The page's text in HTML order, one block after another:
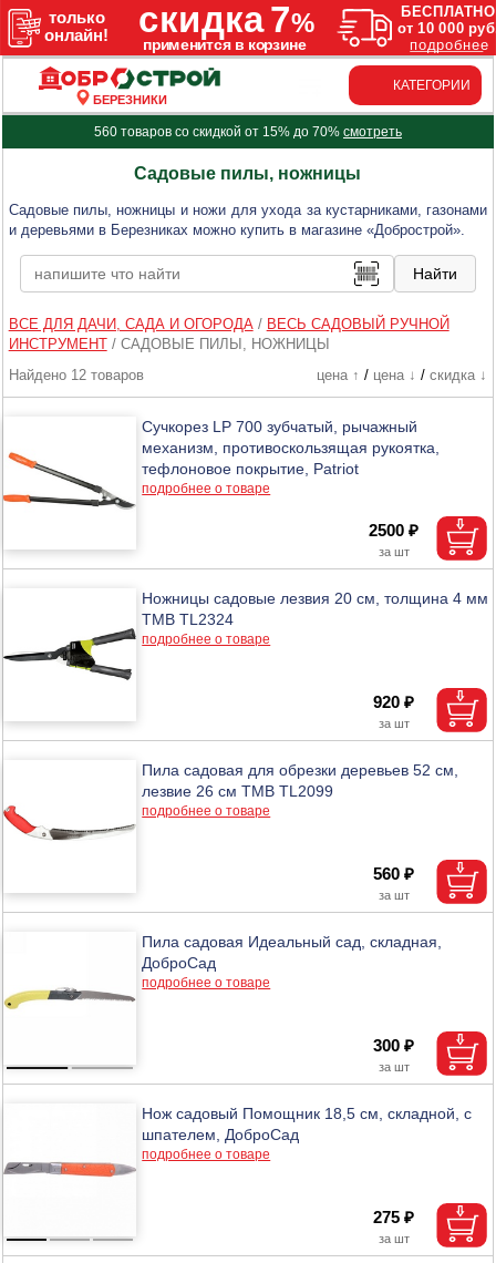
БЕРЕЗНИКИ
КАТЕГОРИИ
560 товаров со скидкой от 15% до 70% смотреть
Садовые пилы, ножницы
Садовые пилы, ножницы и ножи для ухода за кустарниками, газонами
и деревьями в Березниках можно купить в магазине «Добрострой».
ВСЕ ДЛЯ ДАЧИ, САДА И ОГОРОДА/ ВЕСЬ САДОВЫЙ РУЧНОЙ
ИНСТРУМЕНТ/ САДОВЫЕ ПИЛЫ, НОЖНИЦЫ
Найдено 12 товаров
цена ↑ / цена ↓ / скидка ↓
Сучкорез LP 700 зубчатый, рычажный
механизм, противоскользящая рукоятка,
тефлоновое покрытие, Patriot
подробнее о товаре
2500 ₽
Ножницы садовые лезвия 20 см, толщина 4 мм
ТМВ TL2324
подробнее о товаре
920 ₽
Пила садовая для обрезки деревьев 52 см,
лезвие 26 см ТМВ TL2099
подробнее о товаре
560 ₽
Пила садовая Идеальный сад, складная,
ДоброСад
подробнее о товаре
300 ₽
Нож садовый Помощник 18,5 см, складной, с
шпателем, ДоброСад
подробнее о товаре
275 ₽